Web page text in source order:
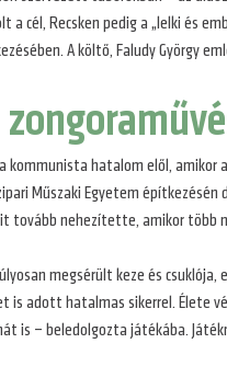
cél, Recsken pedig a „lelki és
A költő, Faludy György
kommunista hatalom elől,
Műszaki Egyetem
tovább nehezítette, amikor több
megsérült keze és
is adott hatalmas sikerrel. Élete
is – beledolgozta játékába.